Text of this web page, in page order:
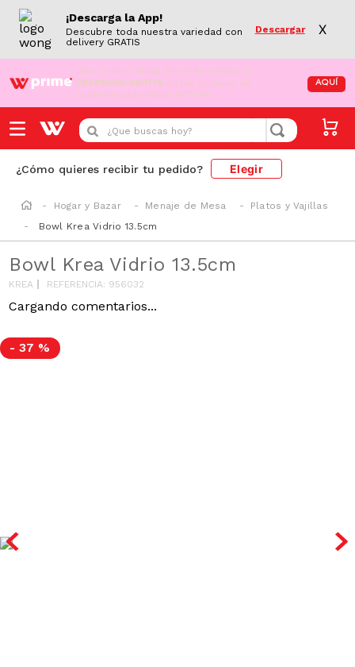
¡Descarga la App!
Descubre toda nuestra variedad con
delivery GRATIS
Descargar X
¡Aún no eres Wong Prime! Aprovecha el
DESPACHO GRATIS en tus compras de
supermercado desde S/79.90
AQUÍ
¿Que buscas hoy?
¿Cómo quieres recibir tu pedido? Elegir
Hogar y Bazar Menaje de Mesa
Platos y Vajillas
Bowl Krea Vidrio 13.5cm
Bowl Krea Vidrio 13.5cm
KREA REFERENCIA: 956032
Cargando comentarios...
- 37 %